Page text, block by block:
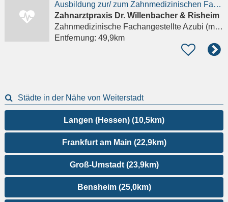
Ausbildung zur/ zum Zahnmedizinischen Fachangestellten (m/w/d)
Zahnarztpraxis Dr. Willenbacher & Risheim
Zahnmedizinische Fachangestellte Azubi (m/w/d)
Entfernung: 49,9km
Städte in der Nähe von Weiterstadt
Langen (Hessen) (10,5km)
Frankfurt am Main (22,9km)
Groß-Umstadt (23,9km)
Bensheim (25,0km)